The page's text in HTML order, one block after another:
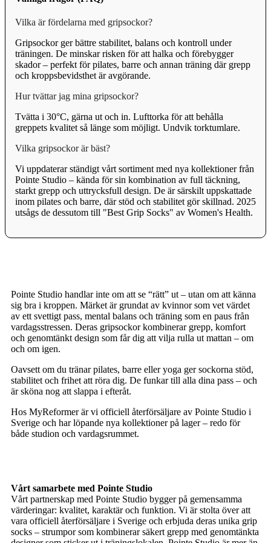
Vilka är fördelarna med gripsockor?
Gripsockor ger bättre stabilitet, balans och kontroll under
träningen. De minskar risken för att halka och förebygger
skador – perfekt för pilates, barre och annan träning där grepp
och kroppsbevidsthet är avgörande.
Hur tvättar jag mina gripsockor?
Tvätta i 30°C, gärna ut och in. Lufttorka för att behålla
greppets kvalitet så länge som möjligt. Undvik torktumlare.
Vilka gripsockor är bäst?
Vi uppdaterar ständigt vårt sortiment med nya kollektioner från
Pointe Studio – kända för sin kombination av full täckning,
starkt grepp och uttrycksfull design. De är särskilt uppskattade
inom pilates och barre, där stöd och stabilitet gör skillnad. 2025
utsågs de dessutom till "Best Grip Socks" av Women's Health.
Pointe Studio handlar inte om att se “rätt” ut – utan om att känna
sig bra i kroppen. Märket är grundat av kvinnor som vet värdet
av ett svettigt pass, mental balans och träning som en paus från
vardagsstressen. Deras gripsockor kombinerar grepp, komfort
och genomtänkt design som får dig att vilja rulla ut mattan – om
och om igen.
Oavsett om du tränar pilates, barre eller yoga ger sockorna stöd,
stabilitet och frihet att röra dig. De funkar till alla dina pass – och
är sköna nog att slappa i efteråt.
Hos MyReformer är vi officiell återförsäljare av Pointe Studio i
Sverige och har löpande nya kollektioner på lager – redo för
både studion och vardagsrummet.
Vårt samarbete med Pointe Studio
Vårt partnerskap med Pointe Studio bygger på gemensamma
värderingar: kvalitet, karaktär och funktion. Vi är stolta över att
vara officiell återförsäljare i Sverige och erbjuda deras unika grip
socks – strumpor som kombinerar säkert grepp med genomtänkta